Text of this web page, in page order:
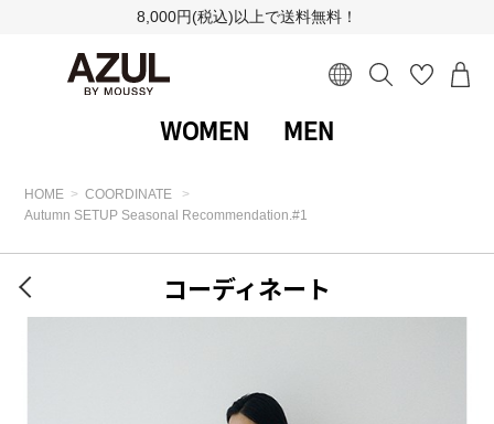
8,000円(税込)以上で送料無料！
WOMEN MEN
HOME
COORDINATE
Autumn SETUP Seasonal Recommendation.#1
コーディネート